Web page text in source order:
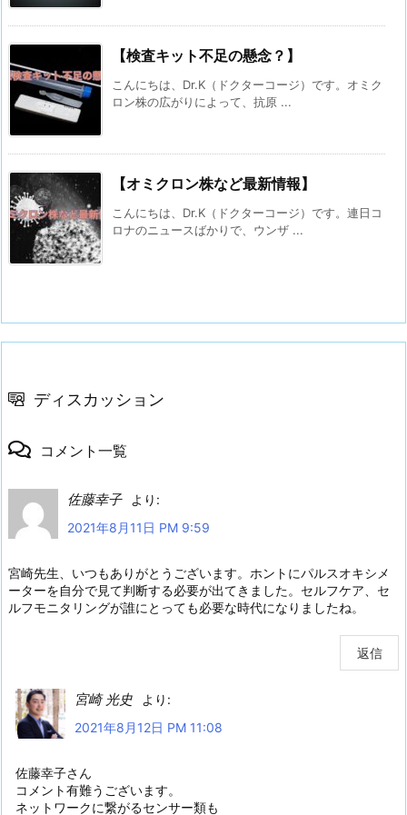
【検査キット不足の懸念？】
こんにちは、Dr.K（ドクターコージ）です。⁡オミク
ロン株の広がりによって、抗原 ...
【オミクロン株など最新情報】
こんにちは、Dr.K（ドクターコージ）です。連日コ
ロナのニュースばかりで、ウンザ ...
ディスカッション
コメント一覧
佐藤幸子
より:
2021年8月11日 PM 9:59
宮崎先生、いつもありがとうございます。ホントにパルスオキシメ
ーターを自分で見て判断する必要が出てきました。セルフケア、セ
ルフモニタリングが誰にとっても必要な時代になりましたね。
返信
宮崎 光史
より:
2021年8月12日 PM 11:08
佐藤幸子さん
コメント有難うございます。
ネットワークに繋がるセンサー類も